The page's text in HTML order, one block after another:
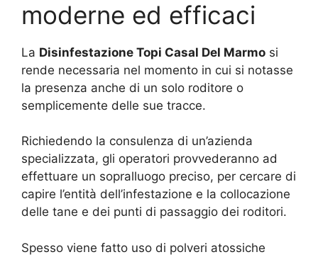
moderne ed efficaci
La Disinfestazione Topi Casal Del Marmo si
rende necessaria nel momento in cui si notasse
la presenza anche di un solo roditore o
semplicemente delle sue tracce.
Richiedendo la consulenza di un’azienda
specializzata, gli operatori provvederanno ad
effettuare un sopralluogo preciso, per cercare di
capire l’entità dell’infestazione e la collocazione
delle tane e dei punti di passaggio dei roditori.
Spesso viene fatto uso di polveri atossiche